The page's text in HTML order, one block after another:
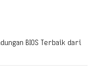
BIOS Terbaik dari